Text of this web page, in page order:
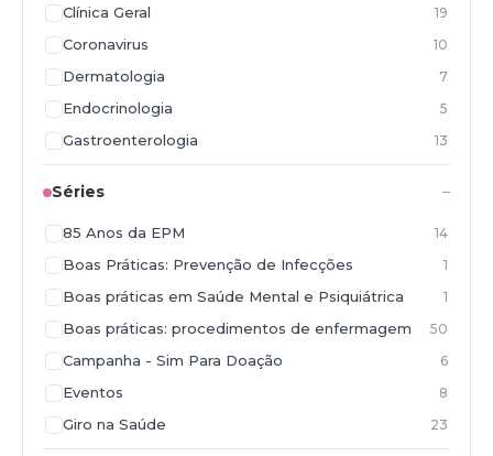
Clínica Geral 19
Coronavirus 10
Dermatologia 7
Endocrinologia 5
Gastroenterologia 13
Hepatologia 1
Infectologia 75
Mastologia 4
Nefrologia 5
Neurocirurgia 1
Neurologia 21
Nutrição 1
Séries
85 Anos da EPM 14
Boas Práticas: Prevenção de Infecções 1
Boas práticas em Saúde Mental e Psiquiátrica 1
Boas práticas: procedimentos de enfermagem 50
Campanha - Sim Para Doação 6
Eventos 8
Giro na Saúde 23